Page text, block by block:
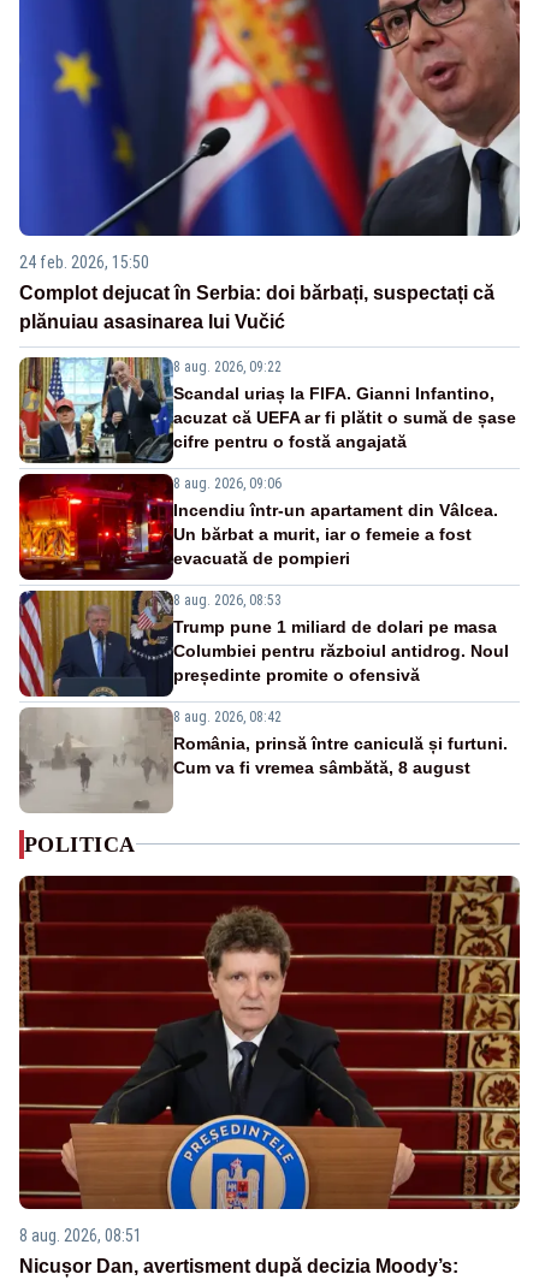
24 feb. 2026, 15:50
Complot dejucat în Serbia: doi bărbați, suspectați că
plănuiau asasinarea lui Vučić
8 aug. 2026, 09:22
Scandal uriaș la FIFA. Gianni Infantino,
acuzat că UEFA ar fi plătit o sumă de șase
cifre pentru o fostă angajată
8 aug. 2026, 09:06
Incendiu într-un apartament din Vâlcea.
Un bărbat a murit, iar o femeie a fost
evacuată de pompieri
8 aug. 2026, 08:53
Trump pune 1 miliard de dolari pe masa
Columbiei pentru războiul antidrog. Noul
președinte promite o ofensivă
8 aug. 2026, 08:42
România, prinsă între caniculă și furtuni.
Cum va fi vremea sâmbătă, 8 august
POLITICA
8 aug. 2026, 08:51
Nicușor Dan, avertisment după decizia Moody’s: